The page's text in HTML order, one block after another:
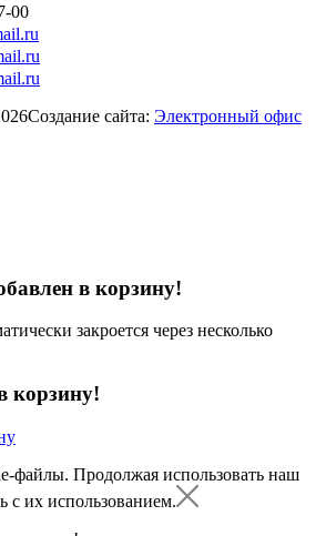
00
Создание сайта: Электронный офис
в корзину!
закроется через несколько
корзину!
файлы. Продолжая использовать наш
с их использованием.